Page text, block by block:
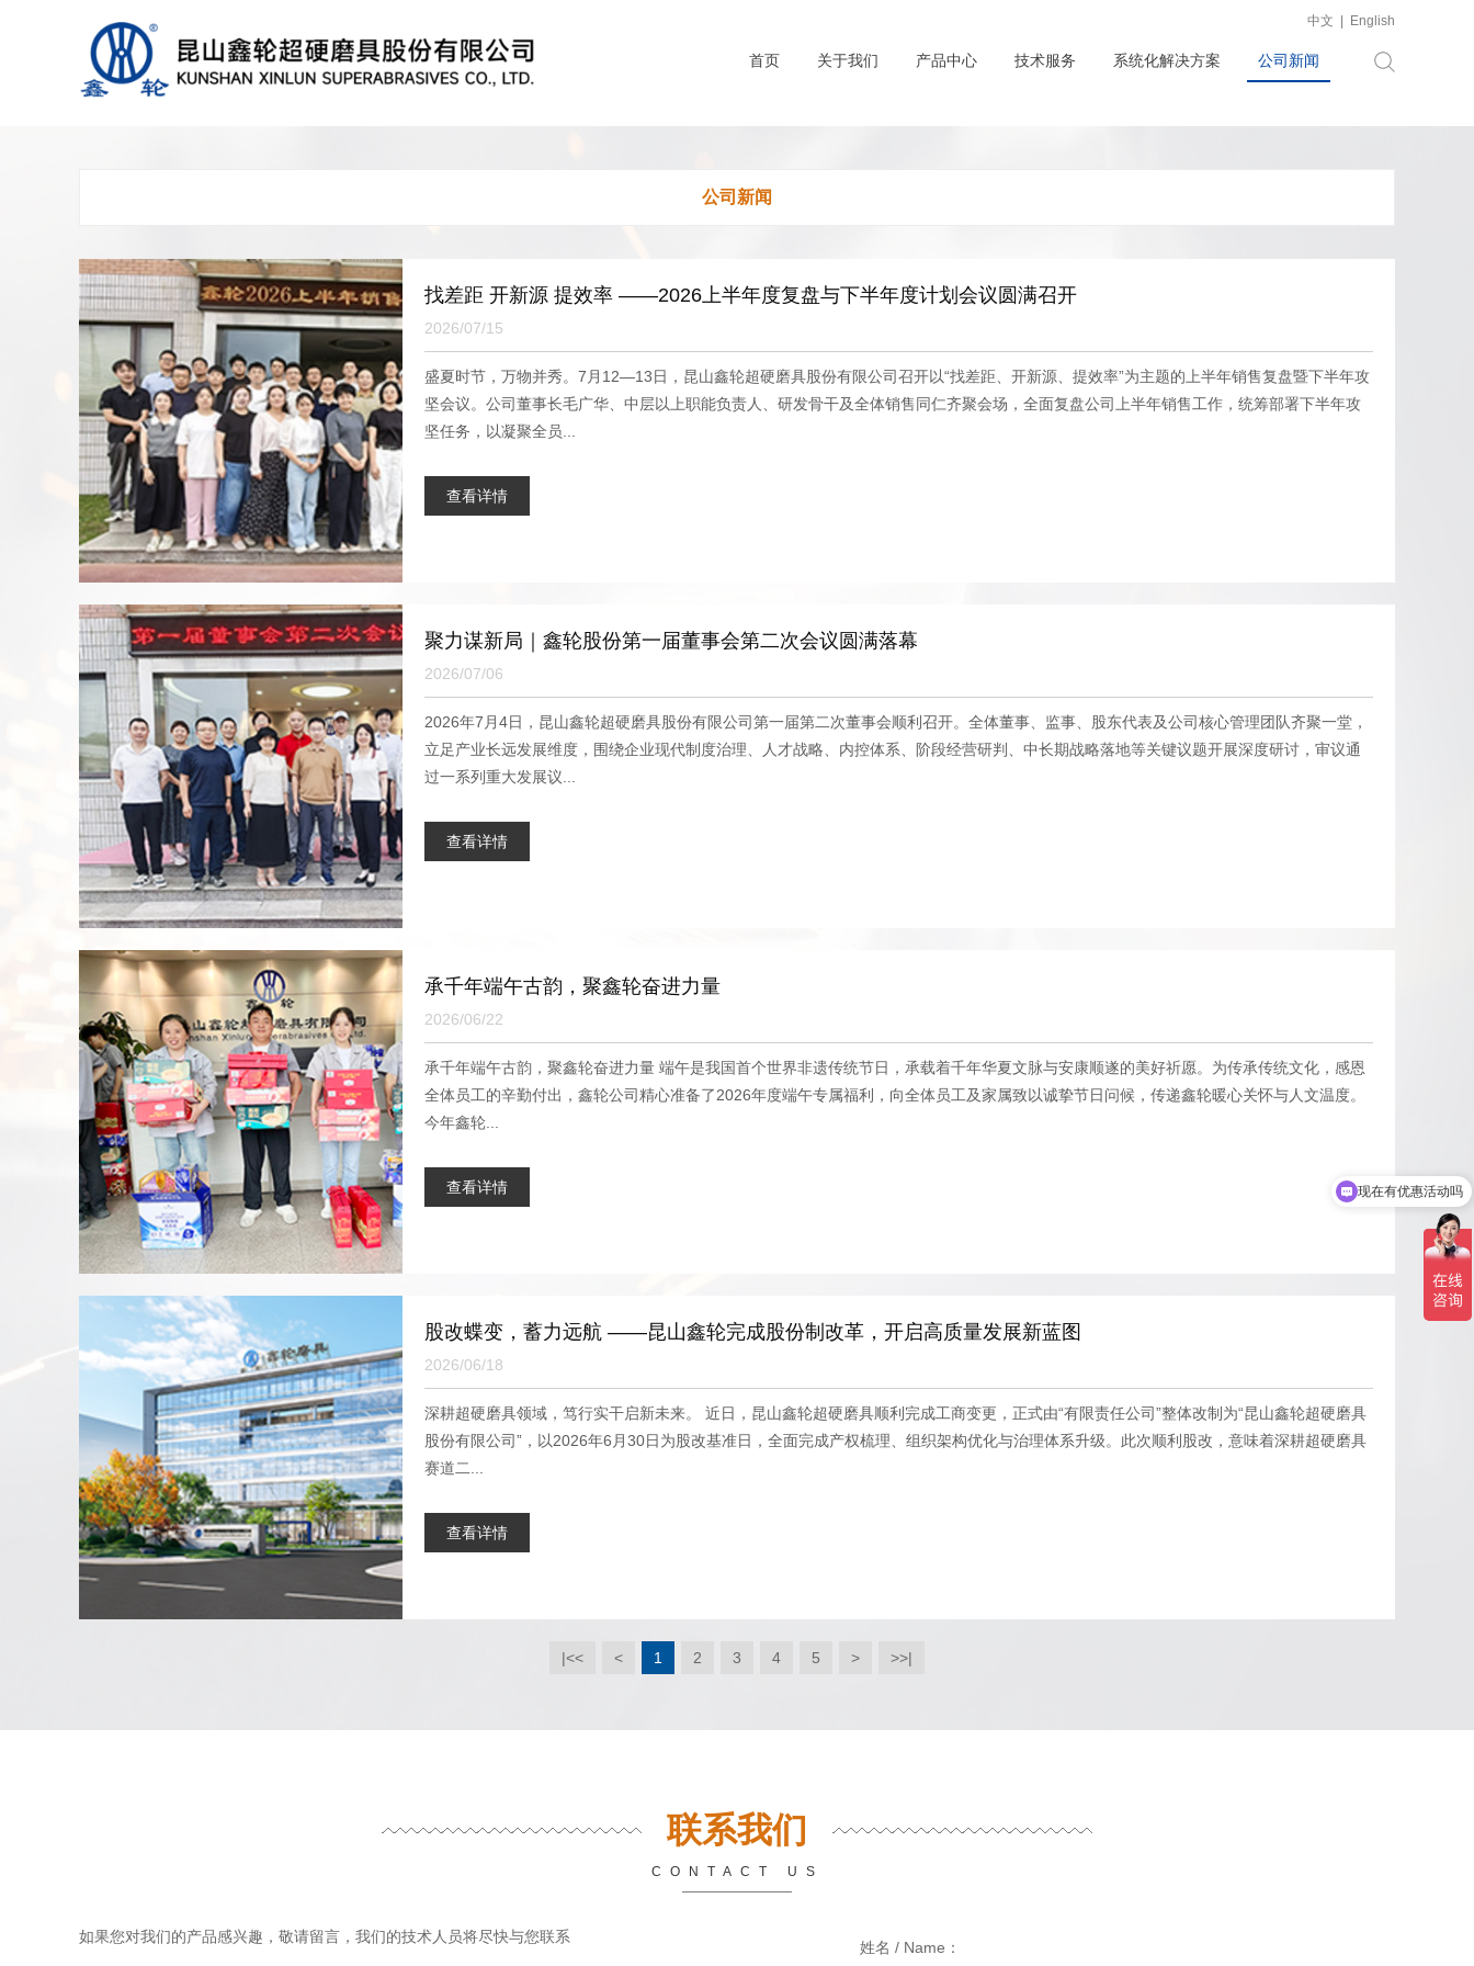
中文 English
首页 关于我们 产品中心 技术服务 系统化解决方案 公司新闻
公司新闻
找差距 开新源 提效率 ——2026上半年度复盘与下半年度计划会议圆满召开
2026/07/15
盛夏时节，万物并秀。7月12—13日，昆山鑫轮超硬磨具股份有限公司召开以“找差距、开新源、提效率”为主题的上半年销售复盘暨下半年攻
坚会议。公司董事长毛广华、中层以上职能负责人、研发骨干及全体销售同仁齐聚会场，全面复盘公司上半年销售工作，统筹部署下半年攻
坚任务，以凝聚全员...
查看详情
聚力谋新局｜鑫轮股份第一届董事会第二次会议圆满落幕
2026/07/06
2026年7月4日，昆山鑫轮超硬磨具股份有限公司第一届第二次董事会顺利召开。全体董事、监事、股东代表及公司核心管理团队齐聚一堂，
立足产业长远发展维度，围绕企业现代制度治理、人才战略、内控体系、阶段经营研判、中长期战略落地等关键议题开展深度研讨，审议通
过一系列重大发展议...
查看详情
承千年端午古韵，聚鑫轮奋进力量
2026/06/22
承千年端午古韵，聚鑫轮奋进力量 端午是我国首个世界非遗传统节日，承载着千年华夏文脉与安康顺遂的美好祈愿。为传承传统文化，感恩
全体员工的辛勤付出，鑫轮公司精心准备了2026年度端午专属福利，向全体员工及家属致以诚挚节日问候，传递鑫轮暖心关怀与人文温度。
今年鑫轮...
查看详情
股改蝶变，蓄力远航 ——昆山鑫轮完成股份制改革，开启高质量发展新蓝图
2026/06/18
深耕超硬磨具领域，笃行实干启新未来。 近日，昆山鑫轮超硬磨具顺利完成工商变更，正式由“有限责任公司”整体改制为“昆山鑫轮超硬磨具
股份有限公司”，以2026年6月30日为股改基准日，全面完成产权梳理、组织架构优化与治理体系升级。此次顺利股改，意味着深耕超硬磨具
赛道二...
查看详情
|<< < 1 2 3 4 5 > >>|
联系我们
CONTACT US
如果您对我们的产品感兴趣，敬请留言，我们的技术人员将尽快与您联系
姓名 / Name：
可以介绍下你们的产品么
现在有优惠活动吗